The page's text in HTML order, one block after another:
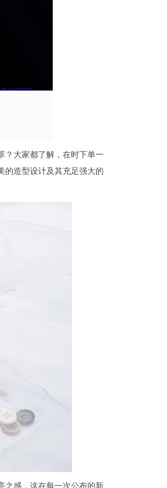
？大家都了解，在时下单一
的造型设计及其充足强大的
之感，这在每一次公布的新